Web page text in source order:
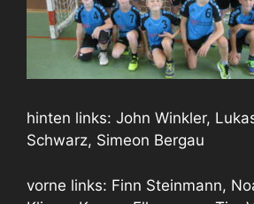
hinten links: John Winkler,
Schwarz, Simeon Bergau
vorne links: Finn Steinmann,